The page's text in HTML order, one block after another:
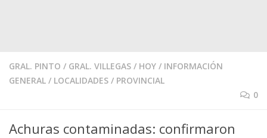
GRAL. PINTO / GRAL. VILLEGAS / HOY / INFORMACIÓN
GENERAL / LOCALIDADES / PROVINCIAL
0
Achuras contaminadas: confirmaron